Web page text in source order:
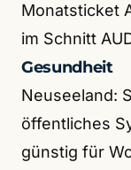
Monatsticket
im Schnitt
Gesundheit
Neuseeland:
öffentliches
günstig für